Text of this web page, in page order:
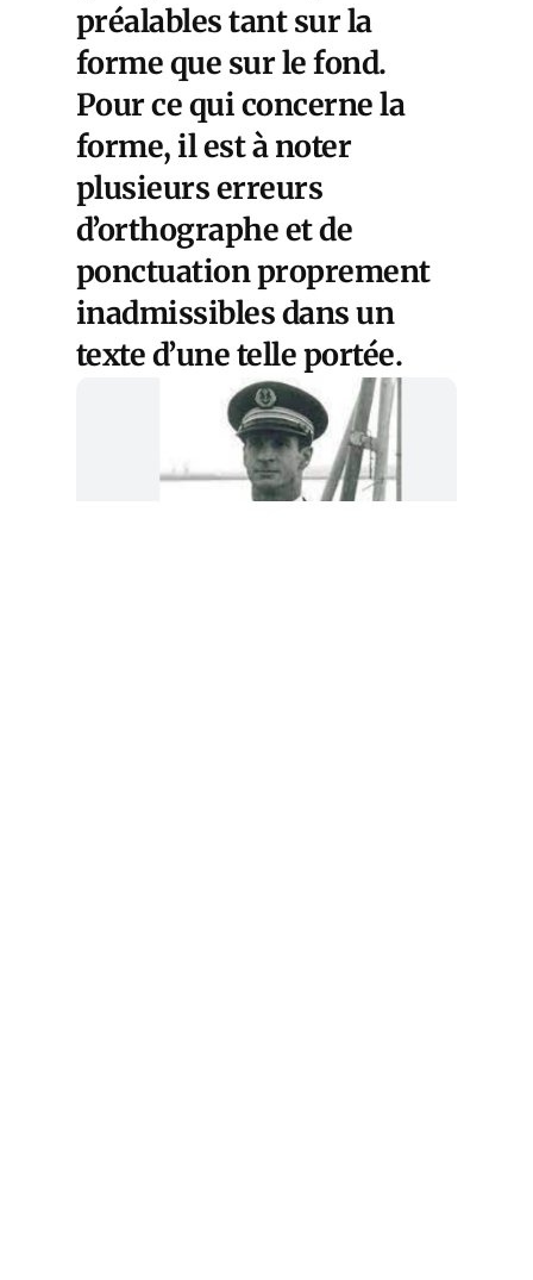
préalables tant sur la
forme que sur le fond.
Pour ce qui concerne la
forme, il est à noter
plusieurs erreurs
d’orthographe et de
ponctuation proprement
inadmissibles dans un
texte d’une telle portée.